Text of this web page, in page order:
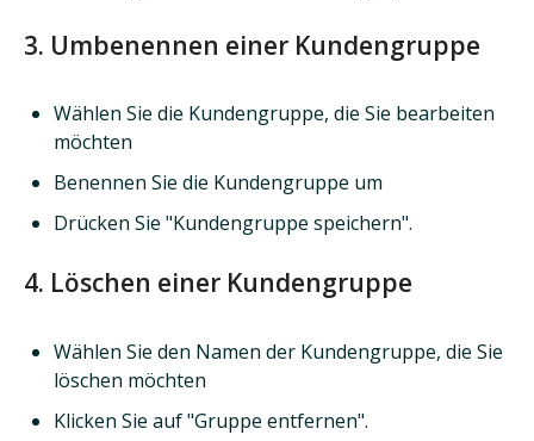
3. Umbenennen einer Kundengruppe
Wählen Sie die Kundengruppe, die Sie bearbeiten
möchten
Benennen Sie die Kundengruppe um
Drücken Sie "Kundengruppe speichern".
4. Löschen einer Kundengruppe
Wählen Sie den Namen der Kundengruppe, die Sie
löschen möchten
Klicken Sie auf "Gruppe entfernen".